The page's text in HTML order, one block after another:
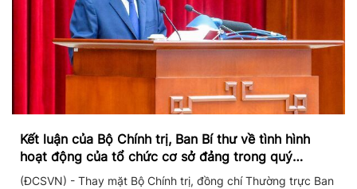
Kết luận của Bộ Chính trị, Ban Bí thư về tình hình
hoạt động của tổ chức cơ sở đảng trong quý
II/2026
(ĐCSVN) - Thay mặt Bộ Chính trị, đồng chí Thường trực Ban